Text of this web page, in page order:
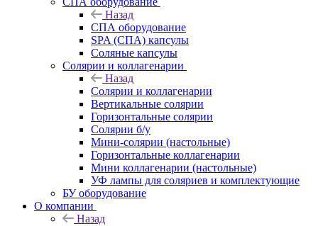
Назад
СПА оборудование
SPA (СПА) капсулы
Соляные капсулы
Солярии и коллагенарии
Назад
Солярии и коллагенарии
Вертикальные солярии
Горизонтальные солярии
Солярии б/у
Мини-солярии (настольные)
Горизонтальные коллагенарии
Мини коллагенарии (настольные)
УФ лампы для соляриев и комплектующие
БУ оборудование
О компании
Назад